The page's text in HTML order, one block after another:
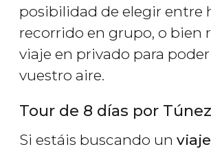
posibilidad de elegir entre
recorrido en grupo, o bien
viaje en privado para poder
vuestro aire.
Tour de 8 días por
Si estáis buscando un